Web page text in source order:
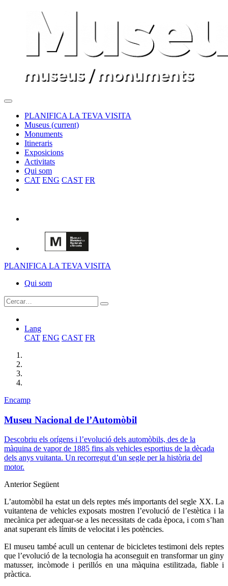
PLANIFICA LA TEVA VISITA
Museus (current)
Monuments
Itineraris
Exposicions
Activitats
Qui som
CAT ENG CAST FR
PLANIFICA LA TEVA VISITA
Qui som
Lang
CAT ENG CAST FR
Encamp
Museu Nacional de l’Automòbil
Descobriu els orígens i l’evolució dels automòbils, des de la
màquina de vapor de 1885 fins als vehicles esportius de la dècada
dels anys vuitanta. Un recorregut d’un segle per la història del
motor.
Anterior Següent
L’automòbil ha estat un dels reptes més importants del segle XX. La
vuitantena de vehicles exposats mostren l’evolució de l’estètica i la
mecànica per adequar-se a les necessitats de cada època, i com s’han
anat superant els límits de velocitat i les potències.
El museu també acull un centenar de bicicletes testimoni dels reptes
que l’evolució de la tecnologia ha aconseguit en transformar un giny
matusser, incòmode i perillós en una màquina estilitzada, fiable i
pràctica.